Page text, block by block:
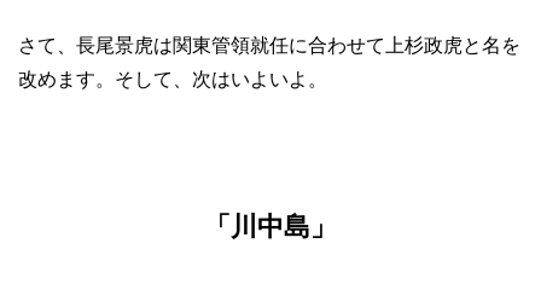
さて、長尾景虎は関東管領就任に合わせて上杉政虎と名を
改めます。そして、次はいよいよ。
「川中島」